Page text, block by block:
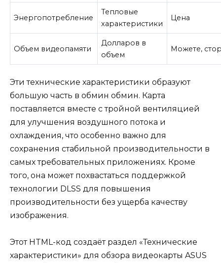
Энергопотребление
Тепловые
характеристики
Цена
Объем видеопамяти
Долларов в
объем
Можете,
Эти технические характеристики образуют
большую часть в обмин обмин. Карта
поставляется вместе с тройной вентиляцией
для улучшения воздушного потока и
охлаждения, что особенно важно для
сохранения стабильной производительности в
самых требовательных приложениях. Кроме
того, она может похвастаться поддержкой
технологии DLSS для повышения
производительности без ущерба качеству
изображения.
Этот HTML-код создаёт раздел «Технические
характеристики» для обзора видеокарты ASUS